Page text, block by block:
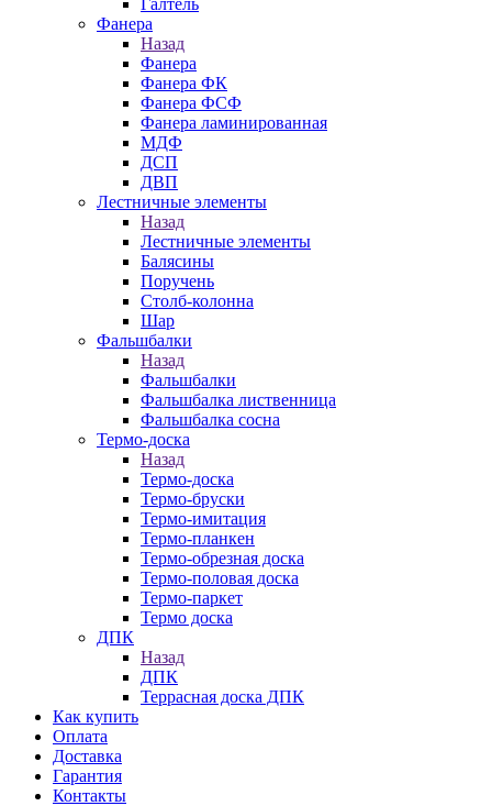
Галтель
Фанера
Назад
Фанера
Фанера ФК
Фанера ФСФ
Фанера ламинированная
МДФ
ДСП
ДВП
Лестничные элементы
Назад
Лестничные элементы
Балясины
Поручень
Столб-колонна
Шар
Фальшбалки
Назад
Фальшбалки
Фальшбалка лиственница
Фальшбалка сосна
Термо-доска
Назад
Термо-доска
Термо-бруски
Термо-имитация
Термо-планкен
Термо-обрезная доска
Термо-половая доска
Термо-паркет
Термо доска
ДПК
Назад
ДПК
Террасная доска ДПК
Как купить
Оплата
Доставка
Гарантия
Контакты